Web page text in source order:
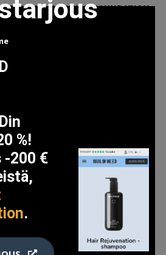
NATURAL FINISH FOUNDATION
50.5 EUR
%!
-200 €
.